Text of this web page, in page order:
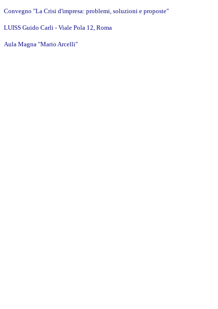
Convegno "La Crisi d'impresa: problemi, soluzioni e proposte"
LUISS Guido Carli - Viale Pola 12, Roma
Aula Magna "Mario Arcelli"